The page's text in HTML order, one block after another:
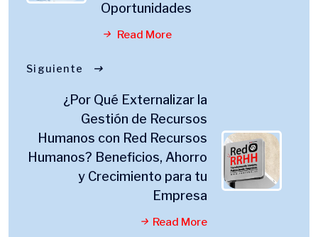
Oportunidades
Read More
Siguiente
¿Por Qué Externalizar la
Gestión de Recursos
Humanos con Red Recursos
Humanos? Beneficios, Ahorro
y Crecimiento para tu
Empresa
Read More